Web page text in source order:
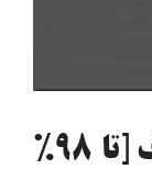
دانلود کتاب pdf پی دی اف [تا 98%